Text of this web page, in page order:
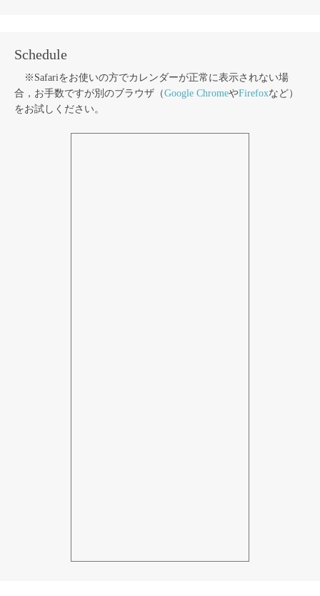
Schedule
※Safariをお使いの方でカレンダーが正常に表示されない場
合，お手数ですが別のブラウザ（Google ChromeやFirefoxなど）
をお試しください。